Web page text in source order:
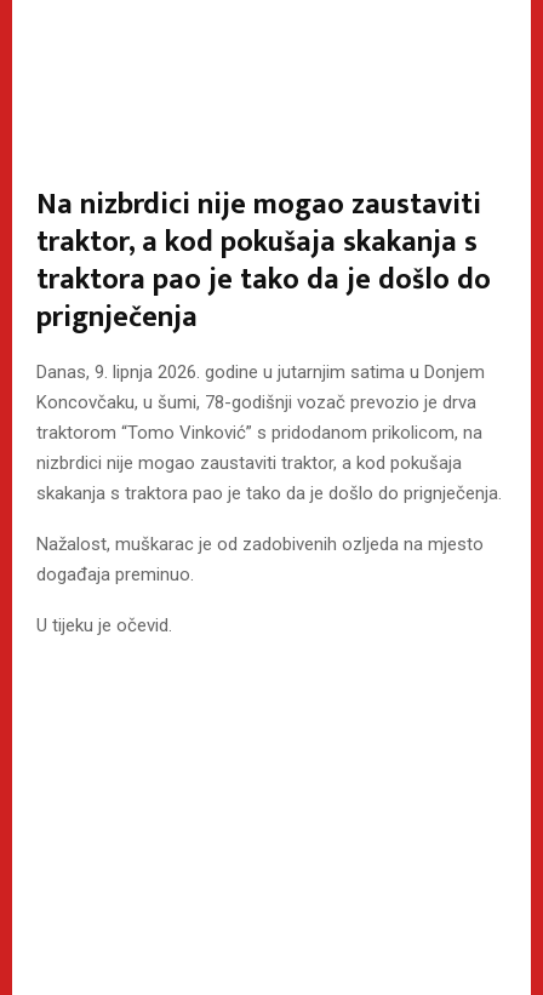
Na nizbrdici nije mogao zaustaviti
traktor, a kod pokušaja skakanja s
traktora pao je tako da je došlo do
prignječenja
Danas, 9. lipnja 2026. godine u jutarnjim satima u Donjem
Koncovčaku, u šumi, 78-godišnji vozač prevozio je drva
traktorom “Tomo Vinković” s pridodanom prikolicom, na
nizbrdici nije mogao zaustaviti traktor, a kod pokušaja
skakanja s traktora pao je tako da je došlo do prignječenja.
Nažalost, muškarac je od zadobivenih ozljeda na mjesto
događaja preminuo.
U tijeku je očevid.